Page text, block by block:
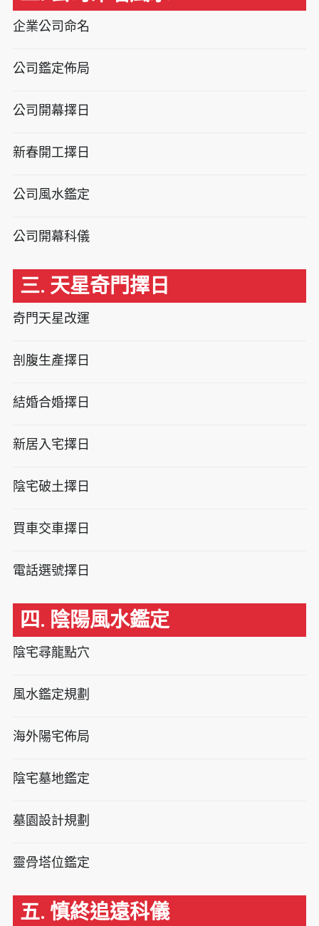
企業公司命名
公司鑑定佈局
公司開幕擇日
新春開工擇日
公司風水鑑定
公司開幕科儀
三. 天星奇門擇日
奇門天星改運
剖腹生產擇日
結婚合婚擇日
新居入宅擇日
陰宅破土擇日
買車交車擇日
電話選號擇日
四. 陰陽風水鑑定
陰宅尋龍點穴
風水鑑定規劃
海外陽宅佈局
陰宅墓地鑑定
墓園設計規劃
靈骨塔位鑑定
五. 慎終追遠科儀